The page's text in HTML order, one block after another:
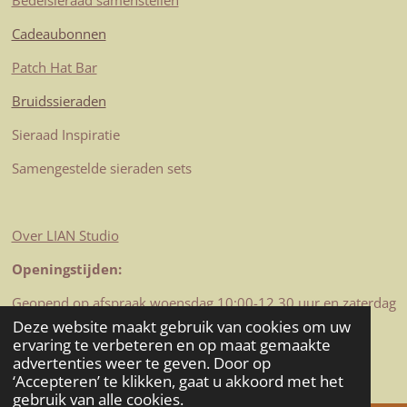
Deze website maakt gebruik van cookies om uw
ervaring te verbeteren en op maat gemaakte
advertenties weer te geven. Door op
‘Accepteren’ te klikken, gaat u akkoord met het
gebruik van alle cookies.
Cadeaubonnen
Patch Hat Bar
Bruidssieraden
Sieraad Inspiratie
Samengestelde sieraden sets
Over LIAN Studio
Openingstijden:
Geopend op afspraak woensdag 10:00-12.30 uur en zaterdag
10-12.30 uur
© 2023-2026 LIAN Studio
Powered byJouwWeb